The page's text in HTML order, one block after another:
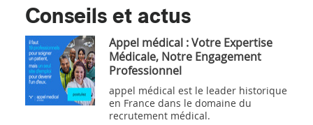
Conseils et actus
Appel médical : Votre Expertise
Médicale, Notre Engagement
Professionnel
appel médical est le leader historique
en France dans le domaine du
recrutement médical.